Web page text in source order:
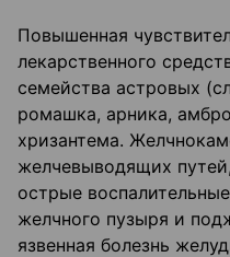
Повышенная
лекарственного
семейства астровых
ромашка, арника,
хризантема.
желчевыводящих
острые
желчного пузыря и
язвенная болезнь